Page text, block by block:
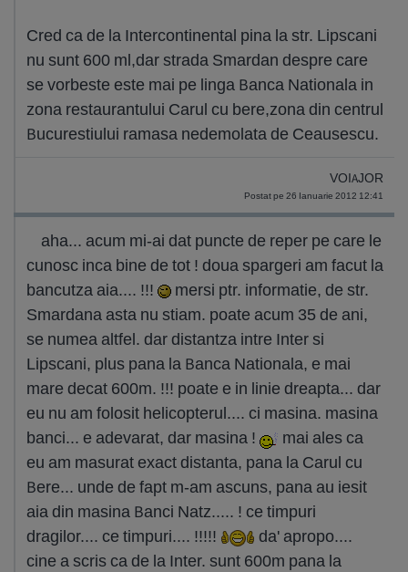
Cred ca de la Intercontinental pina la str. Lipscani
nu sunt 600 ml,dar strada Smardan despre care
se vorbeste este mai pe linga Banca Nationala in
zona restaurantului Carul cu bere,zona din centrul
Bucurestiului ramasa nedemolata de Ceausescu.
VOIAJOR
Postat pe 26 Ianuarie 2012 12:41
aha... acum mi-ai dat puncte de reper pe care le
cunosc inca bine de tot ! doua spargeri am facut la
bancutza aia.... !!!
mersi ptr. informatie, de str.
Smardana asta nu stiam. poate acum 35 de ani,
se numea altfel. dar distantza intre Inter si
Lipscani, plus pana la Banca Nationala, e mai
mare decat 600m. !!! poate e in linie dreapta... dar
eu nu am folosit helicopterul.... ci masina. masina
banci... e adevarat, dar masina !
mai ales ca
eu am masurat exact distanta, pana la Carul cu
Bere... unde de fapt m-am ascuns, pana au iesit
aia din masina Banci Natz..... ! ce timpuri
dragilor.... ce timpuri.... !!!!!
da' apropo....
cine a scris ca de la Inter. sunt 600m pana la